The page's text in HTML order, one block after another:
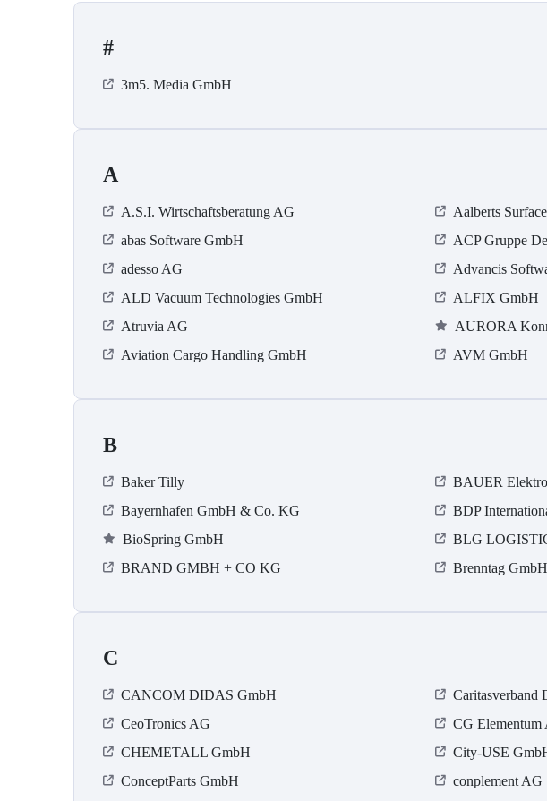
#
3m5. Media GmbH
A
A.S.I. Wirtschaftsberatung AG Aalberts
abas Software GmbH
ACP Gruppe
adesso AG
Advancis
ALD Vacuum Technologies GmbH
ALFIX GmbH
Atruvia AG
AURORA
Aviation Cargo Handling GmbH
AVM GmbH
B
Baker Tilly BAUER
Bayernhafen GmbH & Co. KG
BDP
BioSpring GmbH
BLG
BRAND GMBH + CO KG
Brenntag GmbH
C
CANCOM DIDAS GmbH Caritasverband
CeoTronics AG
CG Elementum
CHEMETALL GmbH
City-USE
ConceptParts GmbH
conplement AG